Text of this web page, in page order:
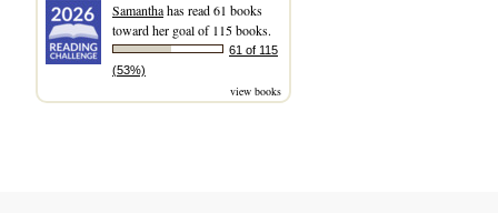
Samanthahas read 61 books
toward her goal of 115 books.
61 of 115
(53%)
view books